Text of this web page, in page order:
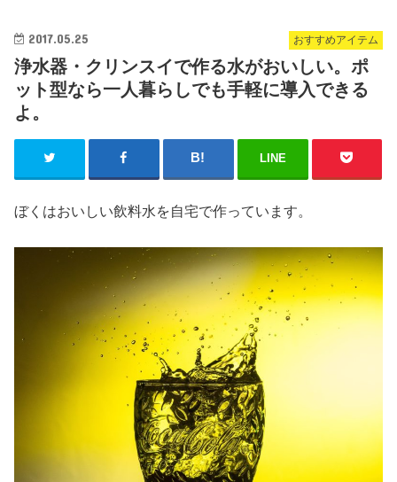
おすすめアイテム
2017.05.25
浄水器・クリンスイで作る水がおいしい。ポ
ット型なら一人暮らしでも手軽に導入できる
よ。
LINE
ぼくはおいしい飲料水を自宅で作っています。